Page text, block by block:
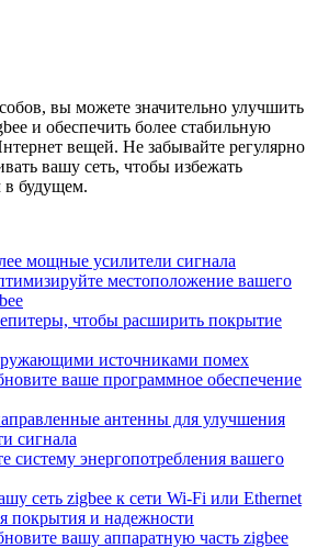
вы можете значительно улучшить
и обеспечить более стабильную
вещей. Не забывайте регулярно
вашу сеть, чтобы избежать
будущем.
мощные усилители сигнала
местоположение вашего
чтобы расширить покрытие
источниками помех
ваше программное обеспечение
антенны для улучшения
сигнала
систему энергопотребления вашего
сеть zigbee к сети Wi-Fi или Ethernet
покрытия и надежности
вашу аппаратную часть zigbee